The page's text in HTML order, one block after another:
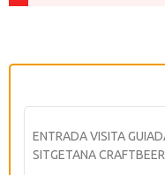
ENTRADA VISITA
SITGETANA